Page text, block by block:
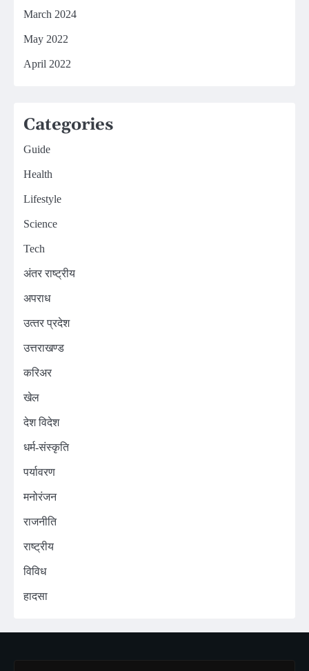
March 2024
May 2022
April 2022
Categories
Guide
Health
Lifestyle
Science
Tech
अंतर राष्ट्रीय
अपराध
उत्‍तर प्रदेश
उत्तराखण्ड
करिअर
खेल
देश विदेश
धर्म-संस्कृति
पर्यावरण
मनोरंजन
राजनीति
राष्ट्रीय
विविध
हादसा